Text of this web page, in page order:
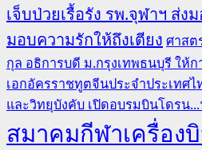
เจ็บป่วยเรื้อรัง รพ.จุฬาฯ ส่ง
มอบความรักให้ถึงเตียง ศาสต
กุล อธิการบดี ม.กรุงเทพธนบุรี ให้
เอกอัครราชทูตจีนประจำประเทศไ
และวิทยุบังคับ เปิดอบรมบินโดรน
สมาคมกีฬาเครื่อง